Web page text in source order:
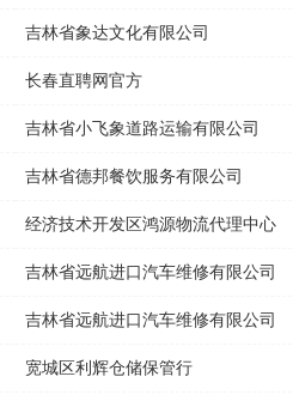
吉林省象达文化有限公司
长春直聘网官方
吉林省小飞象道路运输有限公司
吉林省德邦餐饮服务有限公司
经济技术开发区鸿源物流代理中心
吉林省远航进口汽车维修有限公司
吉林省远航进口汽车维修有限公司
宽城区利辉仓储保管行